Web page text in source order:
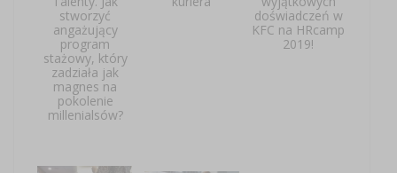
stworzyć
angażujący
program
stażowy, który
zadziała jak
magnes na
pokolenie
millenialsów?
doświadczeń w
KFC na HRcamp
2019!